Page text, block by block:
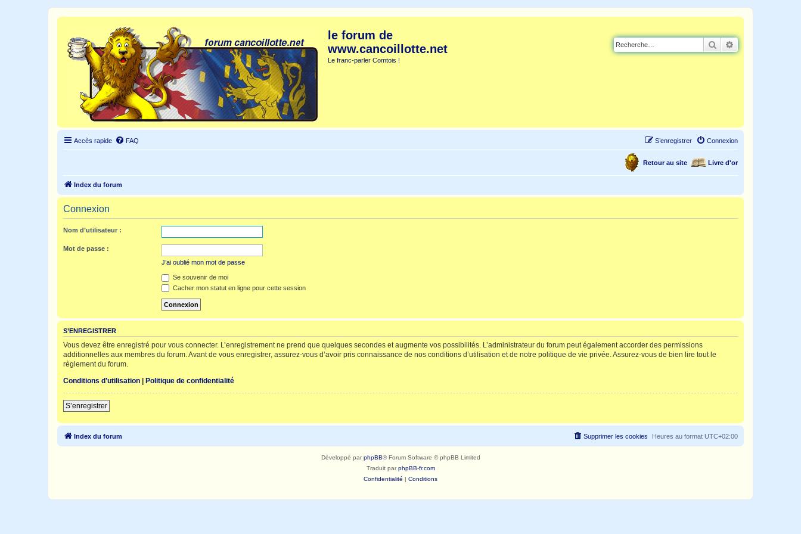
le forum de
www.cancoillotte.net
Le franc-parler Comtois !
Rechercher
Accès rapide FAQ Connexion
S’enregistrer
Livre d'or
Retour au site
Index du forum
Connexion
Nom d’utilisateur :
Mot de passe :
J’ai oublié mon mot de passe
Se souvenir de moi
Cacher mon statut en ligne pour cette session
S’ENREGISTRER
Vous devez être enregistré pour vous connecter. L’enregistrement ne prend que quelques secondes et augmente vos possibilités. L’administrateur du forum peut également accorder des permissions
additionnelles aux membres du forum. Avant de vous enregistrer, assurez-vous d’avoir pris connaissance de nos conditions d’utilisation et de notre politique de vie privée. Assurez-vous de bien lire tout le
règlement du forum.
Conditions d’utilisation | Politique de confidentialité
S’enregistrer
Index du forum Heures au format UTC+02:00
Supprimer les cookies
Développé parphpBB® Forum Software © phpBB Limited
Traduit parphpBB-fr.com
Confidentialité | Conditions